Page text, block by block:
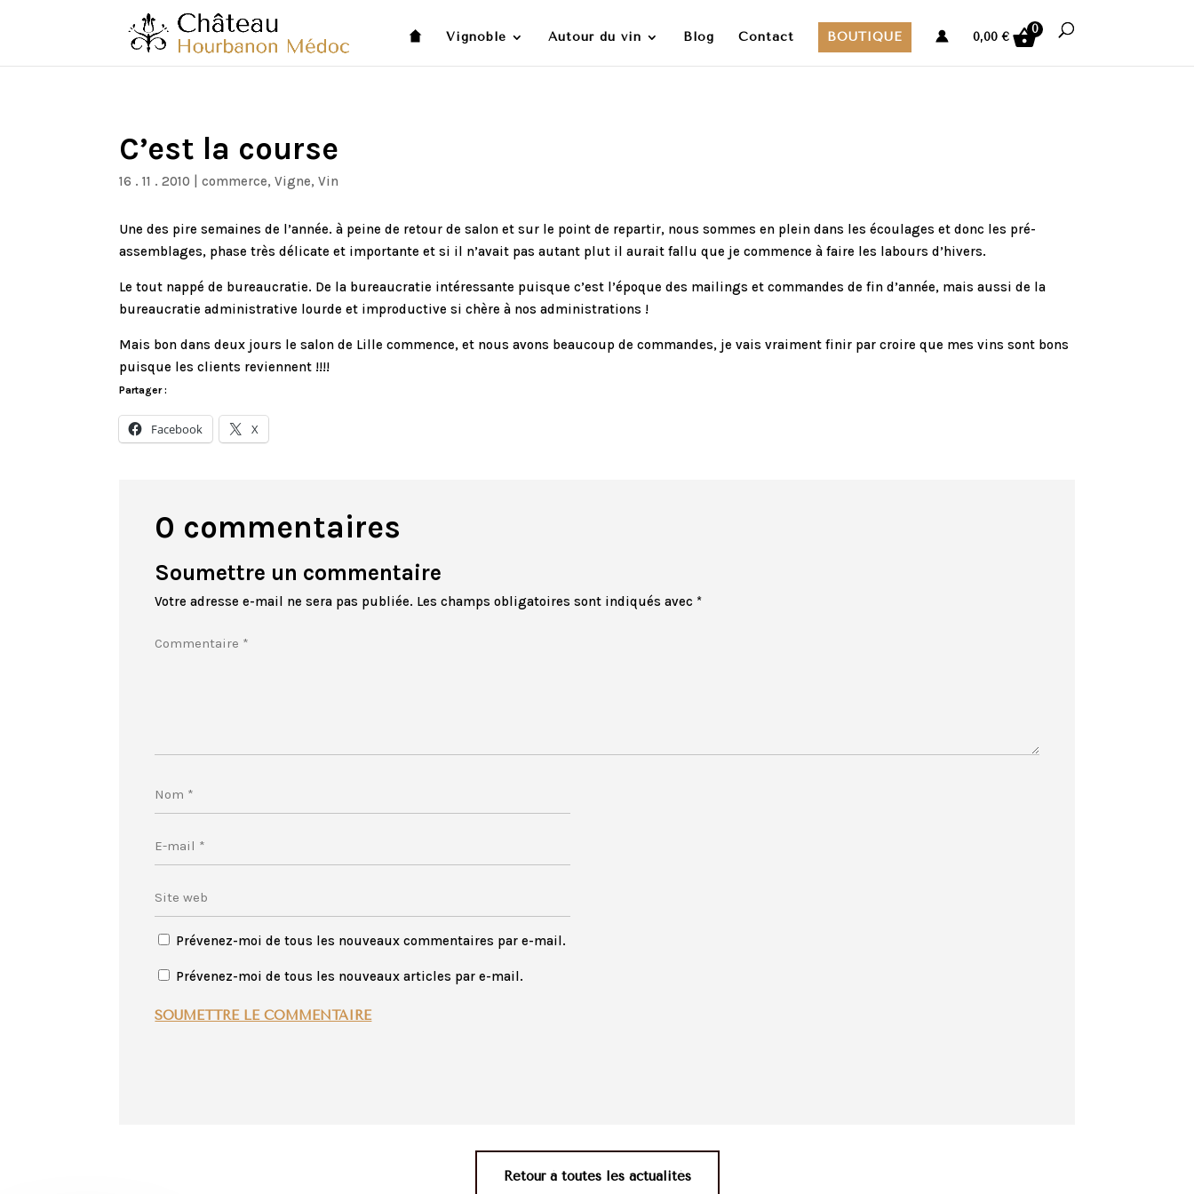
Vignoble Autour du vin Blog Contact BOUTIQUE 0,00€
0
C’est la course
16 . 11 . 2010 |commerce,Vigne,Vin
Une des pire semaines de l’année. à peine de retour de salon et sur le point de repartir, nous sommes en plein dans les écoulages et donc les pré-
assemblages, phase très délicate et importante et si il n’avait pas autant plut il aurait fallu que je commence à faire les labours d’hivers.
Le tout nappé de bureaucratie. De la bureaucratie intéressante puisque c’est l’époque des mailings et commandes de fin d’année, mais aussi de la
bureaucratie administrative lourde et improductive si chère à nos administrations !
Mais bon dans deux jours le salon de Lille commence, et nous avons beaucoup de commandes, je vais vraiment finir par croire que mes vins sont bons
puisque les clients reviennent !!!!
Partager :
Facebook X
0 commentaires
Soumettre un commentaire
Votre adresse e-mail ne sera pas publiée. Les champs obligatoires sont indiqués avec *
Prévenez-moi de tous les nouveaux commentaires par e-mail.
Prévenez-moi de tous les nouveaux articles par e-mail.
SOUMETTRE LE COMMENTAIRE
Retour à toutes les actualités